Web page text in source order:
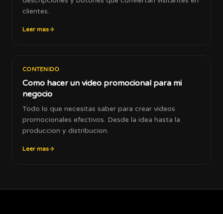
clientes.
Leer mas
CONTENIDO
Como hacer un video promocional para mi
negocio
Todo lo que necesitas saber para crear videos
promocionales efectivos. Desde la idea hasta la
produccion y distribucion.
Leer mas